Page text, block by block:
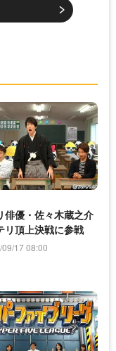
俳優・佐々木蔵之介
リ頂上決戦に参戦
17 08:00